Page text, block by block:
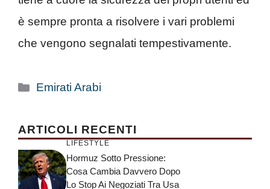
è sempre pronta a risolvere i vari problemi
che vengono segnalati tempestivamente.
Categorie
Emirati Arabi
ARTICOLI RECENTI
LIFESTYLE
Hormuz Sotto Pressione:
Cosa Cambia Davvero Dopo
Lo Stop Ai Negoziati Tra Usa